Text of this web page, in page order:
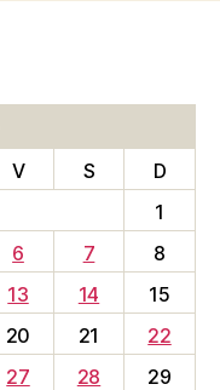
V S
D
1
6 7
8
13 14
15
20 21
22
27 28
29